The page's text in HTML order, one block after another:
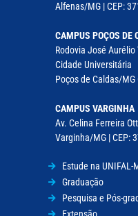
Alfenas/MG | CEP:
CAMPUS POÇOS DE
Rodovia José
Cidade Universitária
Poços de Caldas/
CAMPUS VARGINHA
Av. Celina Ferreira
Varginha/MG | CEP:
Estude na UNIFAL-
Graduação
Pesquisa e Pós-